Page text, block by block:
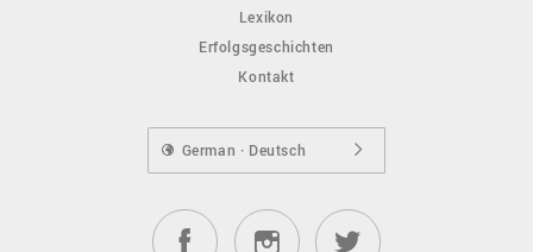
Lexikon
Erfolgsgeschichten
Kontakt
German · Deutsch